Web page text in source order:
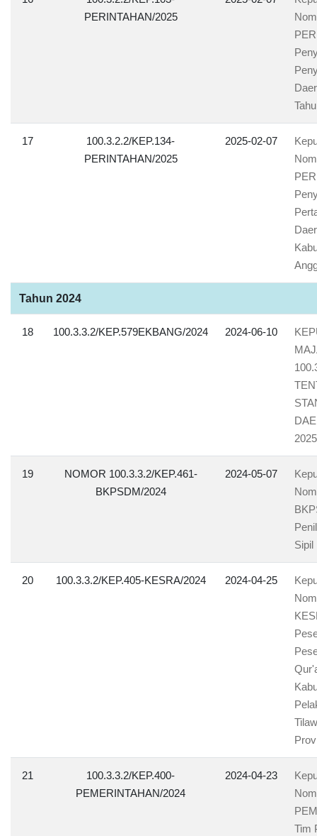
PERINTAHAN/2025
17
100.3.2.2/KEP.134-
PERINTAHAN/2025
2025-02-07
Tahun 2024
18 100.3.3.2/KEP.579EKBANG/2024 2024-06-10
2025
19
NOMOR 100.3.3.2/KEP.461-
BKPSDM/2024
2024-05-07
Sipil
20 100.3.3.2/KEP.405-KESRA/2024 2024-04-25
21
100.3.3.2/KEP.400-
PEMERINTAHAN/2024
2024-04-23
Tim